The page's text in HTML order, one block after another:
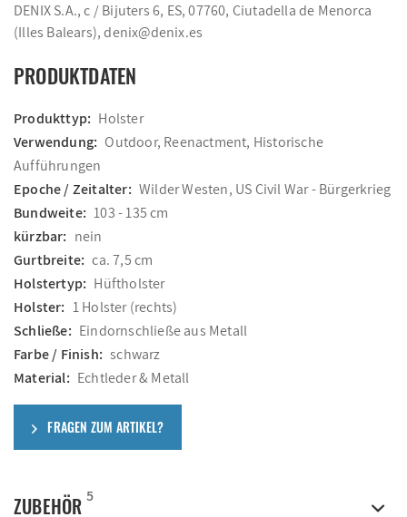
DENIX S.A., c / Bijuters 6, ES, 07760, Ciutadella de Menorca
(Illes Balears), denix@denix.es
PRODUKTDATEN
Produkttyp: Holster
Verwendung: Outdoor, Reenactment, Historische
Aufführungen
Epoche / Zeitalter: Wilder Westen, US Civil War - Bürgerkrieg
Bundweite: 103 - 135 cm
kürzbar: nein
Gurtbreite: ca. 7,5 cm
Holstertyp: Hüftholster
Holster: 1 Holster (rechts)
Schließe: Eindornschließe aus Metall
Farbe / Finish: schwarz
Material: Echtleder & Metall
FRAGEN ZUM ARTIKEL?
ZUBEHÖR 5